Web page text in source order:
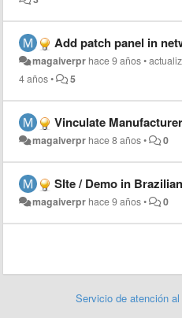
Add patch panel in
magaiverpr hace 9 años•
4 años• 5
Vinculate
magaiverpr hace 8 años• 0
SIte / Demo in
magaiverpr hace 9 años• 0
Servicio de atención